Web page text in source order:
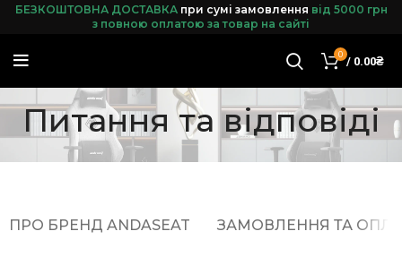
БЕЗКОШТОВНА ДОСТАВКАпри сумі замовлення від 5000 грн
з повною оплатою за товар на сайті
0 / 0.00₴
Питання та відповіді
ПРО БРЕНД ANDASEAT ЗАМОВЛЕННЯ ТА